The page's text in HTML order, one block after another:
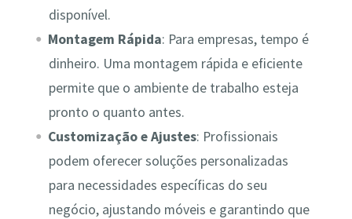
disponível.
Montagem Rápida: Para empresas, tempo é
dinheiro. Uma montagem rápida e eficiente
permite que o ambiente de trabalho esteja
pronto o quanto antes.
Customização e Ajustes: Profissionais
podem oferecer soluções personalizadas
para necessidades específicas do seu
negócio, ajustando móveis e garantindo que